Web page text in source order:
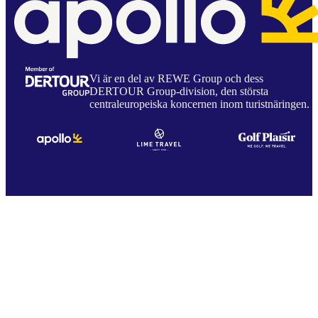
Vi är en del av REWE Group och dess
DERTOUR Group-division, den största
centraleuropeiska koncernen inom turistnäringen.